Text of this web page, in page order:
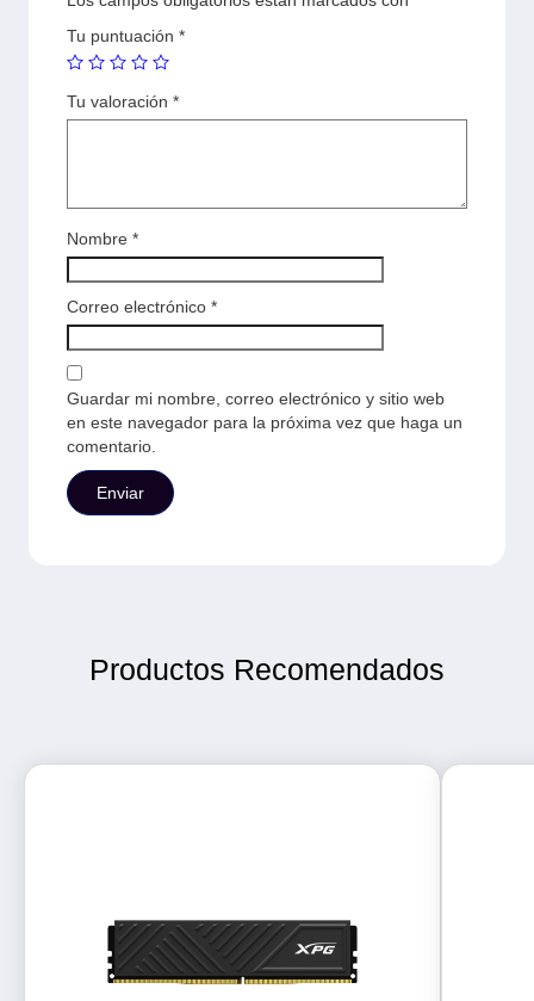
Tu puntuación *
Tu valoración *
Nombre *
Correo electrónico *
Guardar mi nombre, correo electrónico y sitio web
en este navegador para la próxima vez que haga un
comentario.
Productos Recomendados